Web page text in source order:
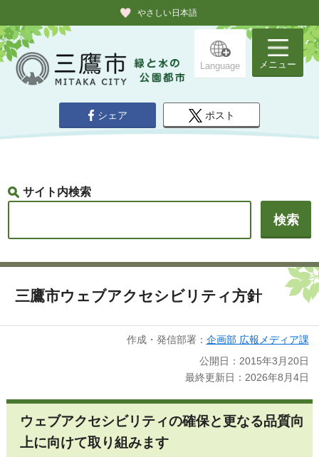
やさしい日本語
Language メニュー
シェア ポスト
サイト内検索
三鷹市ウェブアクセシビリティ方針
作成・発信部署： 企画部 広報メディア課
公開日：2015年3月20日
最終更新日：2026年8月4日
ウェブアクセシビリティの確保と更なる品質向
上に向けて取り組みます